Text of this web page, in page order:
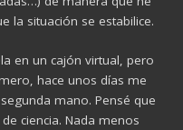
la situación se estabilice.
en un cajón virtual, pero
hace unos días me
mano. Pensé que
ciencia. Nada menos